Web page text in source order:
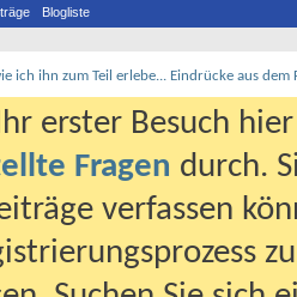
Blogliste
ich ihn zum Teil erlebe... Eindrücke aus
erster Besuch
Fragen durch.
verfassen